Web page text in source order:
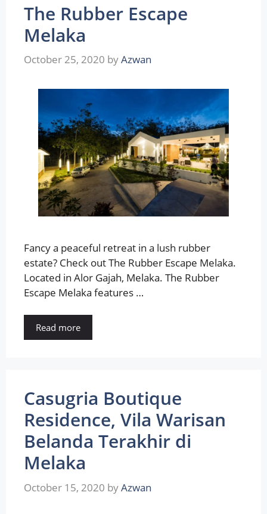
The Rubber Escape
Melaka
October 25, 2020 byAzwan
Fancy a peaceful retreat in a lush rubber
estate? Check out The Rubber Escape Melaka.
Located in Alor Gajah, Melaka. The Rubber
Escape Melaka features …
Read more
Casugria Boutique
Residence, Vila Warisan
Belanda Terakhir di
Melaka
October 15, 2020 byAzwan